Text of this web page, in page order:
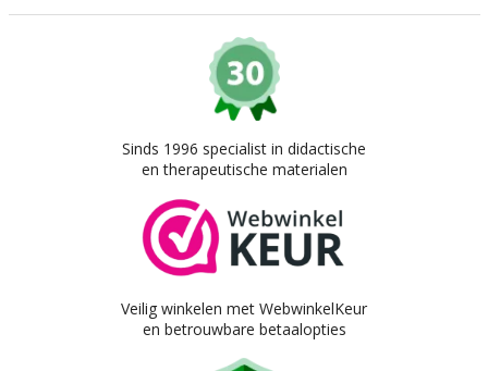
Sinds 1996 specialist in didactische
en therapeutische materialen
Veilig winkelen met WebwinkelKeur
en betrouwbare betaalopties